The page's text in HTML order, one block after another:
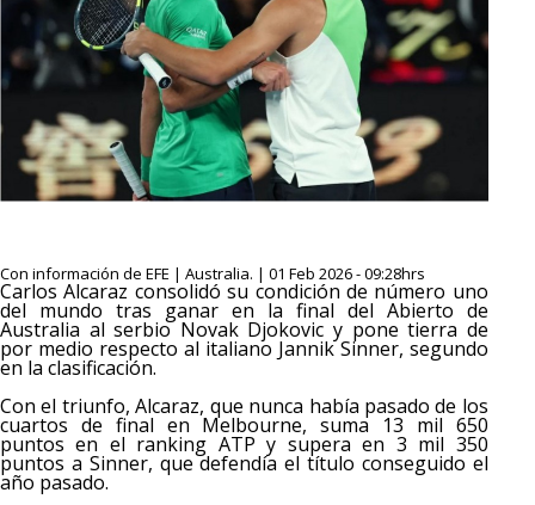
Con información de EFE | Australia. | 01 Feb 2026 - 09:28hrs
Carlos Alcaraz consolidó su condición de número uno
del mundo tras ganar en la final del Abierto de
Australia al serbio Novak Djokovic y pone tierra de
por medio respecto al italiano Jannik Sinner, segundo
en la clasificación.
Con el triunfo, Alcaraz, que nunca había pasado de los
cuartos de final en Melbourne, suma 13 mil 650
puntos en el ranking ATP y supera en 3 mil 350
puntos a Sinner, que defendía el título conseguido el
año pasado.